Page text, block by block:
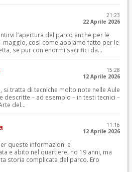
21:23
22 Aprile 2026
l’apertura del parco anche per le
maggio, così come abbiamo fatto per le
se pur con enormi sacrifici da...
15:28
12 Aprile 2026
si tratta di tecniche molto note nelle Aule
descritte – ad esempio – in testi tecnici –
del...
11:16
12 Aprile 2026
queste informazioni e
e abito nel quartiere, ho 19 anni, ma
storia complicata del parco. Ero